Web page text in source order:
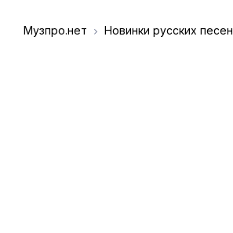
Музпро.нет Новинки русских песен